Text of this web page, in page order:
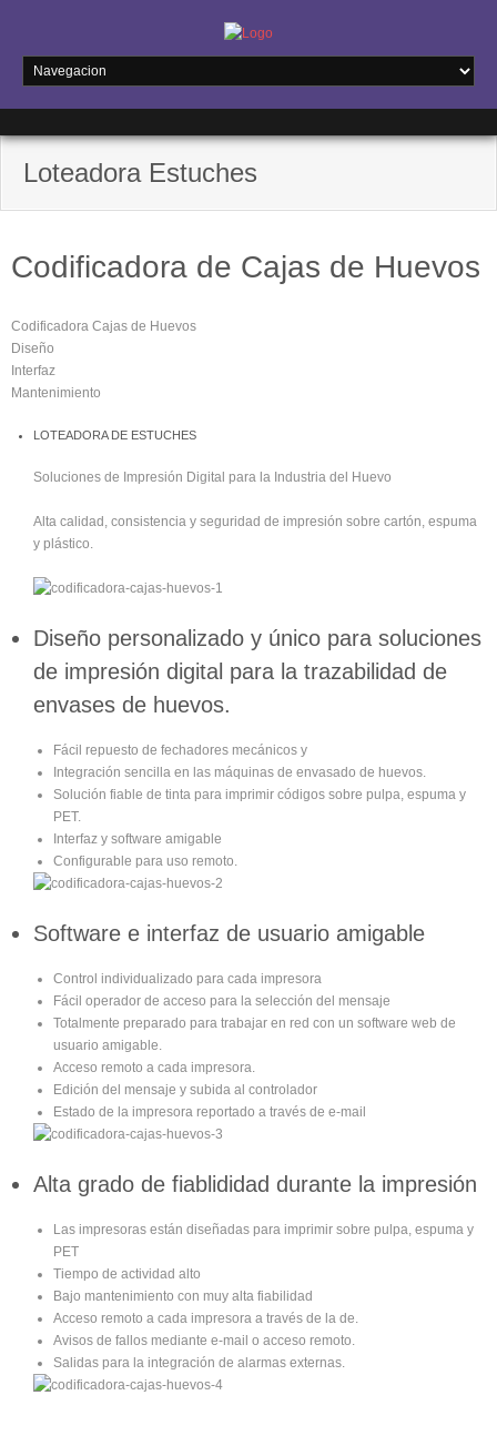
Loteadora Estuches
Codificadora de Cajas de Huevos
Codificadora Cajas de Huevos
Diseño
Interfaz
Mantenimiento
LOTEADORA DE ESTUCHES
Soluciones de Impresión Digital para la Industria del Huevo
Alta calidad, consistencia y seguridad de impresión sobre cartón, espuma
y plástico.
Diseño personalizado y único para soluciones
de impresión digital para la trazabilidad de
envases de huevos.
Fácil repuesto de fechadores mecánicos y
Integración sencilla en las máquinas de envasado de huevos.
Solución fiable de tinta para imprimir códigos sobre pulpa, espuma y
PET.
Interfaz y software amigable
Configurable para uso remoto.
Software e interfaz de usuario amigable
Control individualizado para cada impresora
Fácil operador de acceso para la selección del mensaje
Totalmente preparado para trabajar en red con un software web de
usuario amigable.
Acceso remoto a cada impresora.
Edición del mensaje y subida al controlador
Estado de la impresora reportado a través de e-mail
Alta grado de fiablididad durante la impresión
Las impresoras están diseñadas para imprimir sobre pulpa, espuma y
PET
Tiempo de actividad alto
Bajo mantenimiento con muy alta fiabilidad
Acceso remoto a cada impresora a través de la de.
Avisos de fallos mediante e-mail o acceso remoto.
Salidas para la integración de alarmas externas.